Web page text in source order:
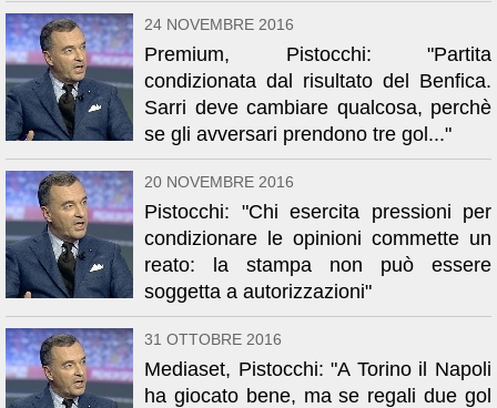
24 NOVEMBRE 2016
Premium, Pistocchi: "Partita
condizionata dal risultato del Benfica.
Sarri deve cambiare qualcosa, perchè
se gli avversari prendono tre gol..."
20 NOVEMBRE 2016
Pistocchi: "Chi esercita pressioni per
condizionare le opinioni commette un
reato: la stampa non può essere
soggetta a autorizzazioni"
31 OTTOBRE 2016
Mediaset, Pistocchi: "A Torino il Napoli
ha giocato bene, ma se regali due gol